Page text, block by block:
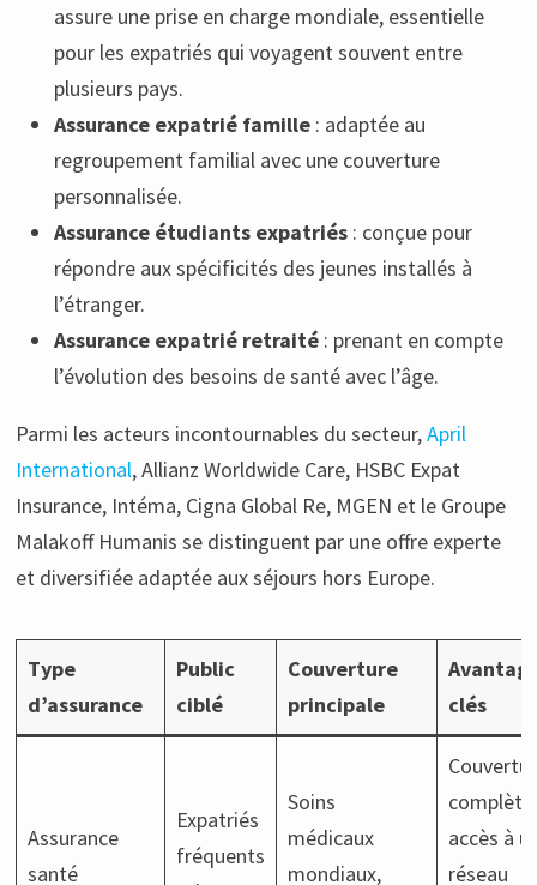
assure une prise en charge mondiale, essentielle
pour les expatriés qui voyagent souvent entre
plusieurs pays.
Assurance expatrié famille: adaptée au
regroupement familial avec une couverture
personnalisée.
Assurance étudiants expatriés: conçue pour
répondre aux spécificités des jeunes installés à
l’étranger.
Assurance expatrié retraité: prenant en compte
l’évolution des besoins de santé avec l’âge.
Parmi les acteurs incontournables du secteur,April
International, Allianz Worldwide Care, HSBC Expat
Insurance, Intéma, Cigna Global Re, MGEN et le Groupe
Malakoff Humanis se distinguent par une offre experte
et diversifiée adaptée aux séjours hors Europe.
Type
d’assurance
Public
ciblé
Couverture
principale
clés
Assurance
santé
Expatriés
fréquents
Soins
médicaux
mondiaux,
complète,
accès à
réseau